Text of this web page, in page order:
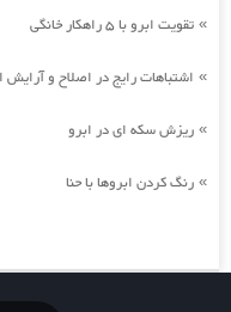
» تقویت ابرو با 5 راهکار خانگی
» اشتباهات رایج در اصلاح و آرایش
» ریزش سکه ای در ابرو
» رنگ کردن ابروها با حنا